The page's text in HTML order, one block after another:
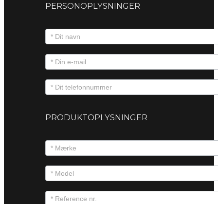
PERSONOPLYSNINGER
PRODUKTOPLYSNINGER